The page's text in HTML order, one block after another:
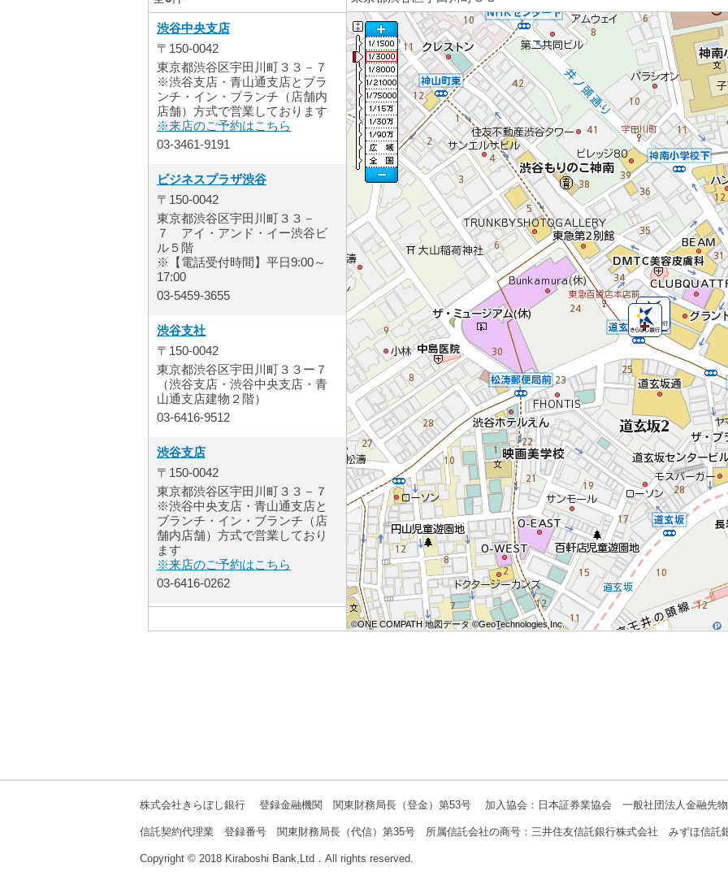
渋谷中央支店
〒150-0042
東京都渋谷区宇田川町３３－７
※渋谷支店・青山通支店とブラ
ンチ・イン・ブランチ（店舗内
店舗）方式で営業しております
※来店のご予約はこちら
03-3461-9191
ビジネスプラザ渋谷
〒150-0042
東京都渋谷区宇田川町３３－
７ アイ・アンド・イー渋谷ビ
ル５階
※【電話受付時間】平日9:00～
17:00
03-5459-3655
渋谷支社
〒150-0042
東京都渋谷区宇田川町３３ー７
（渋谷支店・渋谷中央支店・青
山通支店建物２階）
03-6416-9512
渋谷支店
〒150-0042
東京都渋谷区宇田川町３３－７
※渋谷中央支店・青山通支店と
ブランチ・イン・ブランチ（店
舗内店舗）方式で営業しており
ます
※来店のご予約はこちら
03-6416-0262
渋谷駅出張所
東京都渋谷区道玄坂１－４－１
©ONE COMPATH 地図データ ©GeoTechnologies Inc.
©ONE COMPATH 地図データ ©GeoTechnologies Inc.
©ONE COMPATH 地図データ ©GeoTechnologies Inc.
©ONE COMPATH 地図データ ©GeoTechnologies Inc.
©ONE COMPATH 地図データ ©GeoTechnologies Inc.
©ONE COMPATH 地図データ ©GeoTechnologies Inc.
©ONE COMPATH 地図データ ©GeoTechnologies Inc.
©ONE COMPATH 地図データ ©GeoTechnologies Inc.
©ONE COMPATH 地図データ ©GeoTechnologies Inc.
株式会社きらぼし銀行 登録金融機関 関東財務局長（登金）第53号 加入協会：日本証券業協会 一般社団法人金融先物
信託契約代理業 登録番号 関東財務局長（代信）第35号 所属信託会社の商号：三井住友信託銀行株式会社 みずほ信託
Copyright © 2018 Kiraboshi Bank,Ltd．All rights reserved.